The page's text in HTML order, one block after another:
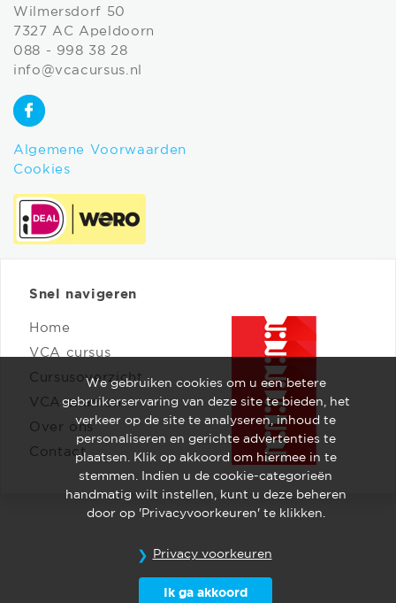
Wilmersdorf 50
7327 AC Apeldoorn
088 - 998 38 28
info@vcacursus.nl
Algemene Voorwaarden
Cookies
Snel navigeren
Home
VCA cursus
Cursusoverzicht
VCA examen
Over ons
Contact
We gebruiken cookies om u een betere
gebruikerservaring van deze site te bieden, het
verkeer op de site te analyseren, inhoud te
personaliseren en gerichte advertenties te
plaatsen. Klik op akkoord om hiermee in te
stemmen. Indien u de cookie-categorieën
handmatig wilt instellen, kunt u deze beheren
door op 'Privacyvoorkeuren' te klikken.
Privacy voorkeuren
Ik ga akkoord